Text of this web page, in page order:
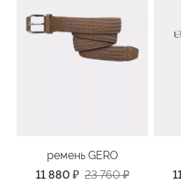
ремень GERO
11 880 ₽ 23 760₽